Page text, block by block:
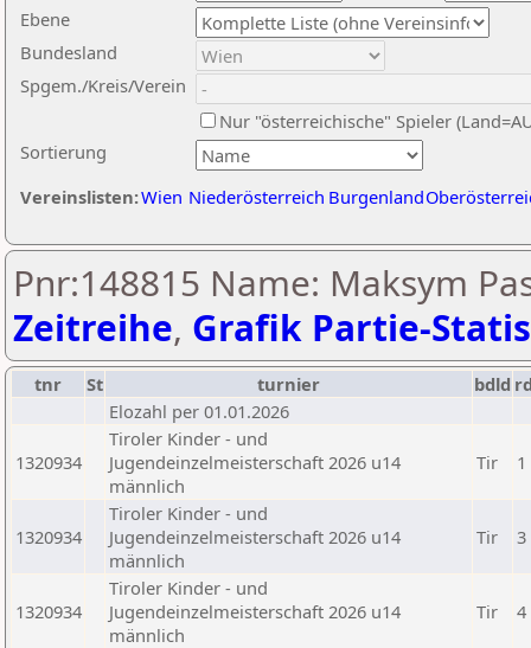
Ebene
Sortierung
Bundesland
Spgem./Kreis/Verein
Nur "österreichische" Spieler
Vereinslisten:Wien Niederösterreich Burgenland
Pnr:148815 Name: Maksym
Zeitreihe, Grafik Partie-
tnr St turnier bdld
Elozahl per 01.01.2026
1320934
Tiroler Kinder - und
Jugendeinzelmeisterschaft 2026 u14
männlich
Tir 1
1320934
Tiroler Kinder - und
Jugendeinzelmeisterschaft 2026 u14
männlich
Tir 3
1320934
Tiroler Kinder - und
Jugendeinzelmeisterschaft 2026 u14
männlich
Tir 4